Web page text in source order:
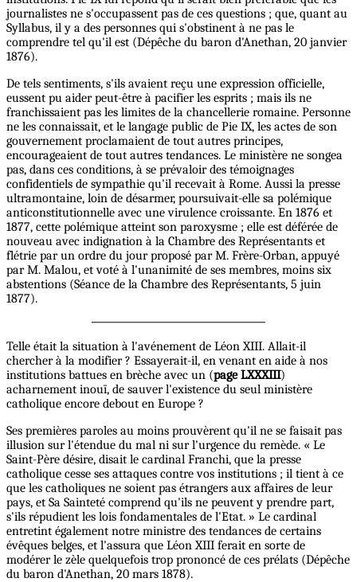
journalistes ne s'occupassent pas de ces questions ; que, quant au
Syllabus, il y a des personnes qui s'obstinent à ne pas le
comprendre tel qu'il est (Dépêche du baron d'Anethan, 20 janvier
1876).
De tels sentiments, s'ils avaient reçu une expression officielle,
eussent pu aider peut-être à pacifier les esprits ; mais ils ne
franchissaient pas les limites de la chancellerie romaine. Personne
ne les connaissait, et le langage public de Pie IX, les actes de son
gouvernement proclamaient de tout autres principes,
encourageaient de tout autres tendances. Le ministère ne songea
pas, dans ces conditions, à se prévaloir des témoignages
confidentiels de sympathie qu'il recevait à Rome. Aussi la presse
ultramontaine, loin de désarmer, poursuivait-elle sa polémique
anticonstitutionnelle avec une virulence croissante. En 1876 et
1877, cette polémique atteint son paroxysme ; elle est déférée de
nouveau avec indignation à la Chambre des Représentants et
flétrie par un ordre du jour proposé par M. Frère-Orban, appuyé
par M. Malou, et voté à l'unanimité de ses membres, moins six
abstentions (Séance de la Chambre des Représentants, 5 juin
1877).
Telle était la situation à l'avénement de Léon XIII. Allait-il
chercher à la modifier ? Essayerait-il, en venant en aide à nos
institutions battues en brèche avec un (page LXXXIII)
acharnement inouï, de sauver l'existence du seul ministère
catholique encore debout en Europe ?
Ses premières paroles au moins prouvèrent qu'il ne se faisait pas
illusion sur l'étendue du mal ni sur l'urgence du remède. « Le
Saint-Père désire, disait le cardinal Franchi, que la presse
catholique cesse ses attaques contre vos institutions ; il tient à ce
que les catholiques ne soient pas étrangers aux affaires de leur
pays, et Sa Sainteté comprend qu'ils ne peuvent y prendre part,
s'ils répudient les lois fondamentales de l'Etat. » Le cardinal
entretint également notre ministre des tendances de certains
évêques belges, et l'assura que Léon XIII ferait en sorte de
modérer le zèle quelquefois trop prononcé de ces prélats (Dépêche
du baron d'Anethan, 20 mars 1878).